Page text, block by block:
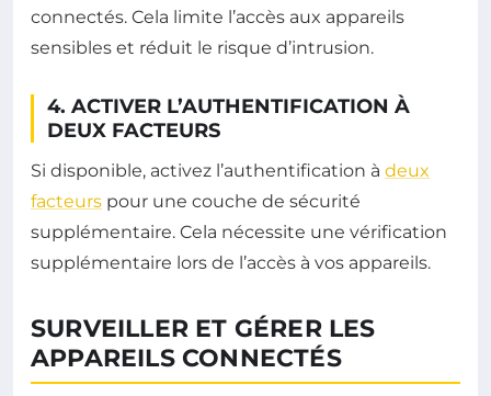
connectés. Cela limite l’accès aux appareils
sensibles et réduit le risque d’intrusion.
4. ACTIVER L’AUTHENTIFICATION À
DEUX FACTEURS
Si disponible, activez l’authentification à deux
facteurs pour une couche de sécurité
supplémentaire. Cela nécessite une vérification
supplémentaire lors de l’accès à vos appareils.
SURVEILLER ET GÉRER LES
APPAREILS CONNECTÉS